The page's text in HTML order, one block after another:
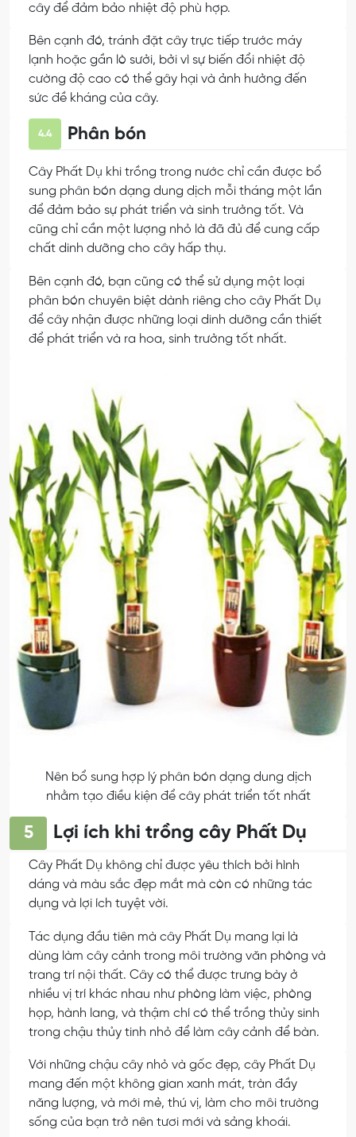
cây để đảm bảo nhiệt độ phù hợp.
Bên cạnh đó, tránh đặt cây trực tiếp trước máy
lạnh hoặc gần lò sưởi, bởi vì sự biến đổi nhiệt độ
cường độ cao có thể gây hại và ảnh hưởng đến
sức đề kháng của cây.
4.4 Phân bón
Cây Phất Dụ khi trồng trong nước chỉ cần được bổ
sung phân bón dạng dung dịch mỗi tháng một lần
để đảm bảo sự phát triển và sinh trưởng tốt. Và
cũng chỉ cần một lượng nhỏ là đã đủ để cung cấp
chất dinh dưỡng cho cây hấp thụ.
Bên cạnh đó, bạn cũng có thể sử dụng một loại
phân bón chuyên biệt dành riêng cho cây Phất Dụ
để cây nhận được những loại dinh dưỡng cần thiết
để phát triển và ra hoa, sinh trưởng tốt nhất.
Nên bổ sung hợp lý phân bón dạng dung dịch
nhằm tạo điều kiện để cây phát triển tốt nhất
5 Lợi ích khi trồng cây Phất Dụ
Cây Phất Dụ không chỉ được yêu thích bởi hình
dáng và màu sắc đẹp mắt mà còn có những tác
dụng và lợi ích tuyệt vời.
Tác dụng đầu tiên mà cây Phất Dụ mang lại là
dùng làm cây cảnh trong môi trường văn phòng và
trang trí nội thất. Cây có thể được trưng bày ở
nhiều vị trí khác nhau như phòng làm việc, phòng
họp, hành lang, và thậm chí có thể trồng thủy sinh
trong chậu thủy tinh nhỏ để làm cây cảnh để bàn.
Với những chậu cây nhỏ và gốc đẹp, cây Phất Dụ
mang đến một không gian xanh mát, tràn đầy
năng lượng, và mới mẻ, thú vị, làm cho môi trường
sống của bạn trở nên tươi mới và sảng khoái.